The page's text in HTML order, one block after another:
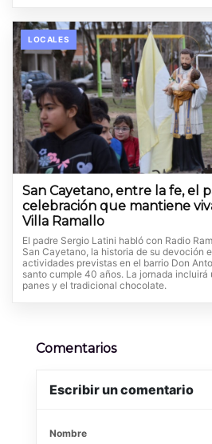
LOCALES
San Cayetano, entre la fe, el
celebración que mantiene
Villa Ramallo
El padre Sergio Latini habló con Radio
San Cayetano, la historia de su devoción
actividades previstas en el barrio Don
santo cumple 40 años. La jornada incluirá
panes y el tradicional chocolate.
Comentarios
Escribir un comentario
Nombre